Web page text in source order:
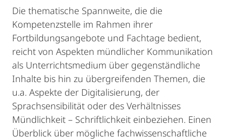
Die thematische Spannweite, die die
Kompetenzstelle im Rahmen ihrer
Fortbildungsangebote und Fachtage bedient,
reicht von Aspekten mündlicher Kommunikation
als Unterrichtsmedium über gegenständliche
Inhalte bis hin zu übergreifenden Themen, die
u.a. Aspekte der Digitalisierung, der
Sprachsensibilität oder des Verhältnisses
Mündlichkeit – Schriftlichkeit einbeziehen. Einen
Überblick über mögliche fachwissenschaftliche